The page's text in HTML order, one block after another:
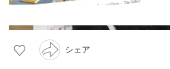
シェア